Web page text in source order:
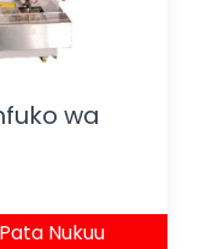
wa
Pata Nukuu